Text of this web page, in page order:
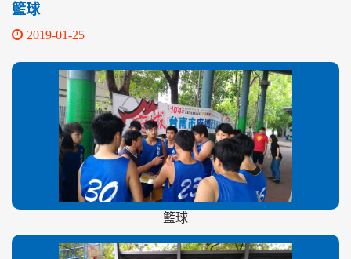
籃球
2019-01-25
籃球